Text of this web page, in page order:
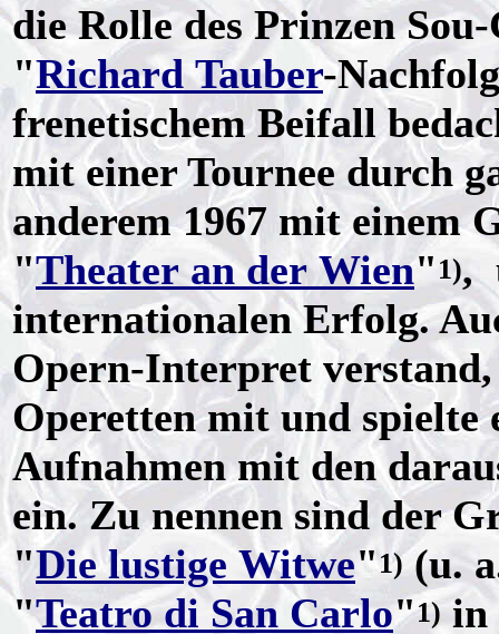
die Rolle des Prinzen
"Richard Tauber-
frenetischem Beifall
mit einer Tournee durch
anderem 1967 mit einem
"Theater an der Wien" 1),
internationalen Erfolg.
Opern-Interpret
Operetten mit und spielte
Aufnahmen mit den
ein. Zu nennen sind der
"Die lustige Witwe"1)(u.
"Teatro di San Carlo"1)in